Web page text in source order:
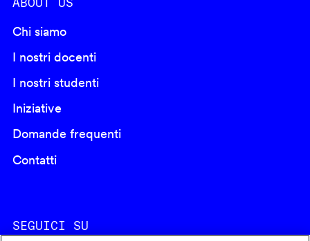
Chi siamo
I nostri docenti
I nostri studenti
Iniziative
Domande frequenti
Contatti
SEGUICI SU